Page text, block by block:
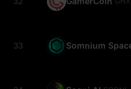
33 Somnium